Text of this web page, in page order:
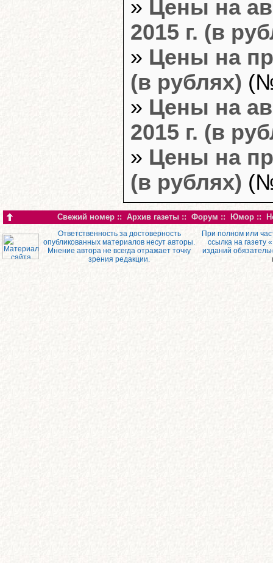
» Цены на
2015 г. (в
» Цены на
(в рублях)
» Цены на
2015 г. (в
» Цены на
(в рублях)
Свежий номер :: Архив газеты :: Форум :: Юмор ::
Ответственность за достоверность
опубликованных материалов несут авторы.
Мнение автора не всегда отражает точку
зрения редакции.
При полном или
ссылка на газету
изданий